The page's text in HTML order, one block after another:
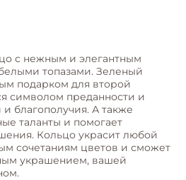
с нежным и элегантным
топазами. Зеленый
подарком для второй
символом преданности и
благополучия. А также
таланты и помогает
Кольцо украсит любой
сочетаниям цветов и сможет
украшением, вашей